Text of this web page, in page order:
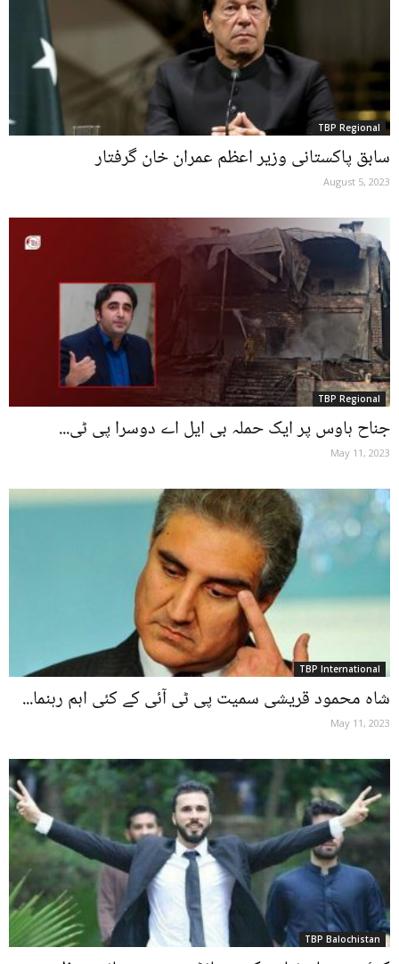
TBP Regional
سابق پاکستانی وزیر اعظم عمران خان گرفتار
August 5, 2023
TBP Regional
جناح ہاوس پر ایک حملہ بی ایل اے دوسرا پی ٹی...
May 11, 2023
TBP International
شاہ محمود قریشی سمیت پی ٹی آئی کے کئی اہم رہنما...
May 11, 2023
TBP Balochistan